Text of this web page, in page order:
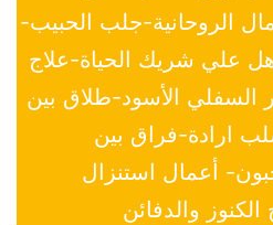
الروحانية-جلب الحبيب-
علي شريك الحياة-علاج
السفلي الأسود-طلاق بين
ارادة-فراق بين
أعمال استنزال
والدفائن